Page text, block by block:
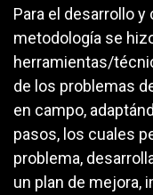
Para el desarrollo
metodología se
herramientas/
de los problemas
en campo,
pasos, los cuales
problema,
un plan de mejora,